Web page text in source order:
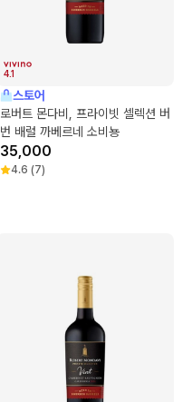
4.1
스토어
로버트 몬다비, 프라이빗 셀렉션 버
번 배럴 까베르네 소비뇽
35,000
4.6 (7)